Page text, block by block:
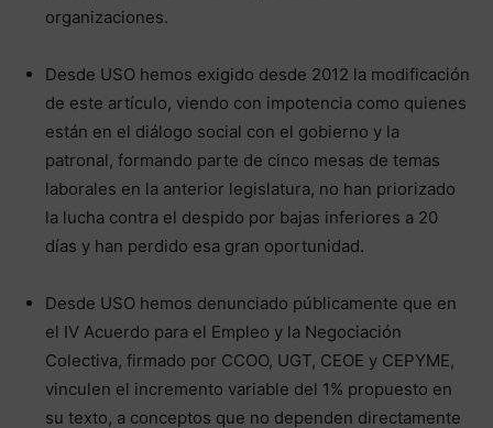
organizaciones.
Desde USO hemos exigido desde 2012 la modificación
de este artículo, viendo con impotencia como quienes
están en el diálogo social con el gobierno y la
patronal, formando parte de cinco mesas de temas
laborales en la anterior legislatura, no han priorizado
la lucha contra el despido por bajas inferiores a 20
días y han perdido esa gran oportunidad.
Desde USO hemos denunciado públicamente que en
el IV Acuerdo para el Empleo y la Negociación
Colectiva, firmado por CCOO, UGT, CEOE y CEPYME,
vinculen el incremento variable del 1% propuesto en
su texto, a conceptos que no dependen directamente